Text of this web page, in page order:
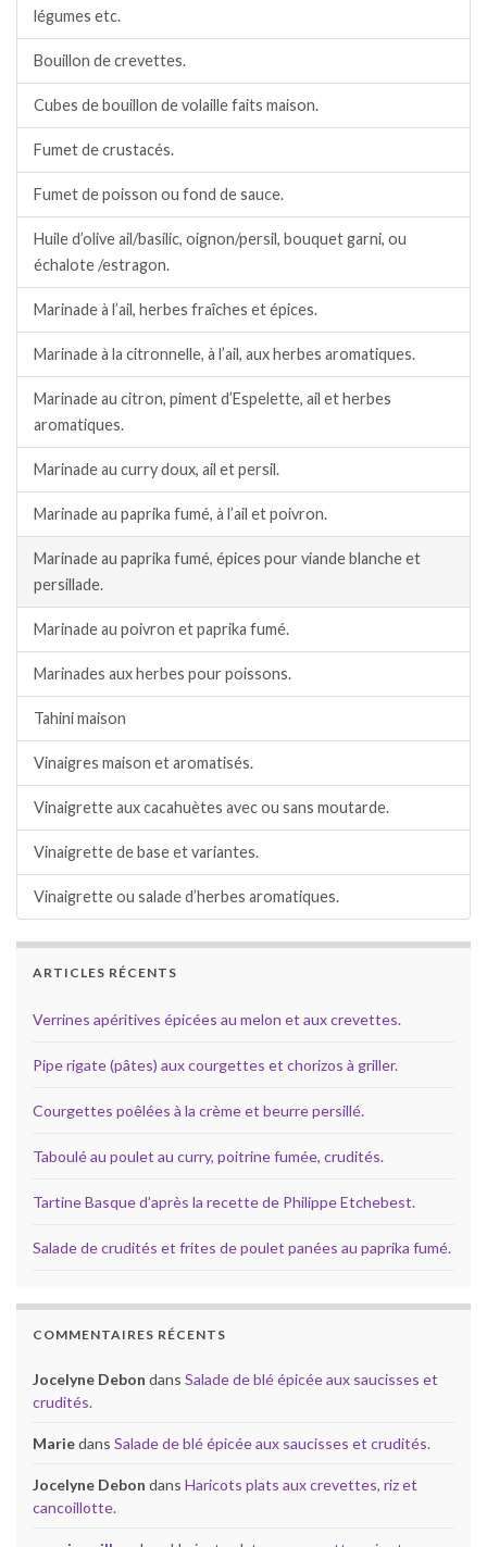
légumes etc.
Bouillon de crevettes.
Cubes de bouillon de volaille faits maison.
Fumet de crustacés.
Fumet de poisson ou fond de sauce.
Huile d’olive ail/basilic, oignon/persil, bouquet garni, ou
échalote /estragon.
Marinade à l’ail, herbes fraîches et épices.
Marinade à la citronnelle, à l’ail, aux herbes aromatiques.
Marinade au citron, piment d’Espelette, ail et herbes
aromatiques.
Marinade au curry doux, ail et persil.
Marinade au paprika fumé, à l’ail et poivron.
Marinade au paprika fumé, épices pour viande blanche et
persillade.
Marinade au poivron et paprika fumé.
Marinades aux herbes pour poissons.
Tahini maison
Vinaigres maison et aromatisés.
Vinaigrette aux cacahuètes avec ou sans moutarde.
Vinaigrette de base et variantes.
Vinaigrette ou salade d’herbes aromatiques.
ARTICLES RÉCENTS
Verrines apéritives épicées au melon et aux crevettes.
Pipe rigate (pâtes) aux courgettes et chorizos à griller.
Courgettes poêlées à la crème et beurre persillé.
Taboulé au poulet au curry, poitrine fumée, crudités.
Tartine Basque d’après la recette de Philippe Etchebest.
Salade de crudités et frites de poulet panées au paprika fumé.
COMMENTAIRES RÉCENTS
Jocelyne Debon dans Salade de blé épicée aux saucisses et
crudités.
Mariedans Salade de blé épicée aux saucisses et crudités.
Jocelyne Debon dans Haricots plats aux crevettes, riz et
cancoillotte.